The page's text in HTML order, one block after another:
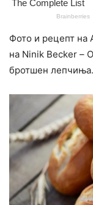
Фото и рецепт на
на Ninik Becker –
бротшен лепчиња.